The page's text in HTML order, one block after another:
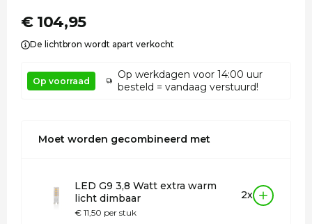
€ 104,95
De lichtbron wordt apart verkocht
Op voorraad
Op werkdagen voor 14:00 uur
besteld = vandaag verstuurd!
Moet worden gecombineerd met
LED G9 3,8 Watt extra warm
licht dimbaar
€ 11,50 per stuk
2x